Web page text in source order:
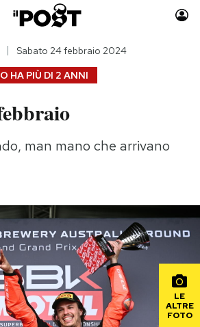
Auto
Moda
Consumismi
Europa
Altrecose
Mondiali calcio 2026
HA PIÙ DI 2 ANNI
Sabato 24 febbraio 2024
man mano che arrivano
LE
ALTRE
FOTO